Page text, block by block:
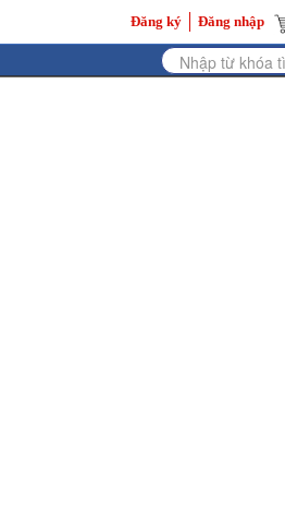
Đăng ký Đăng nhập